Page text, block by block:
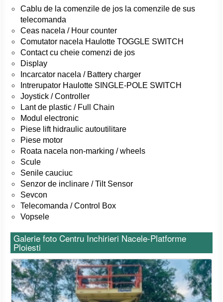
Cablu de la comenzile de jos la comenzile de sus
telecomanda
Ceas nacela / Hour counter
Comutator nacela Haulotte TOGGLE SWITCH
Contact cu cheie comenzi de jos
Display
Incarcator nacela / Battery charger
Intrerupator Haulotte SINGLE-POLE SWITCH
Joystick / Controller
Lant de plastic / Full Chain
Modul electronic
Piese lift hidraulic autoutilitare
Piese motor
Roata nacela non-marking / wheels
Scule
Senile cauciuc
Senzor de inclinare / Tilt Sensor
Sevcon
Telecomanda / Control Box
Vopsele
Galerie foto Centru Inchirieri Nacele-Platforme
Ploiesti